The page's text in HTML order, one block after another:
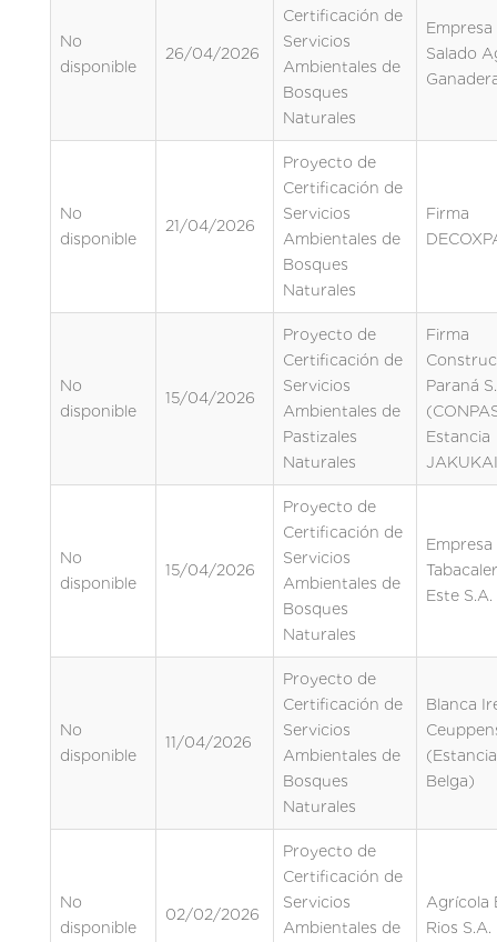
No
disponible
26/04/2026
Certificación de
Servicios
Ambientales de
Bosques
Naturales
Empresa
Salado
No
disponible
21/04/2026
Proyecto de
Certificación de
Servicios
Ambientales de
Bosques
Naturales
Firma
No
disponible
15/04/2026
Proyecto de
Certificación de
Servicios
Ambientales de
Pastizales
Naturales
Firma
Paraná
Estancia
No
disponible
15/04/2026
Proyecto de
Certificación de
Servicios
Ambientales de
Bosques
Naturales
Empresa
Este S.A.
No
disponible
11/04/2026
Proyecto de
Certificación de
Servicios
Ambientales de
Bosques
Naturales
Blanca
Belga)
No
disponible
02/02/2026
Proyecto de
Certificación de
Servicios
Ambientales de
Agrícola
Rios S.A.